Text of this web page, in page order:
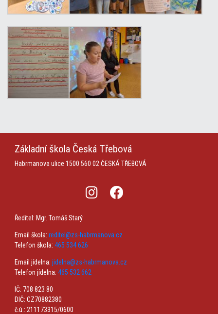
Základní škola Česká Třebová
Habrmanova ulice 1500 560 02 ČESKÁ TŘEBOVÁ
Ředitel: Mgr. Tomáš Starý
Email škola: reditel@zs-habrmanova.cz
Telefon škola: 465 534 626
Email jídelna: jidelna@zs-habrmanova.cz
Telefon jídelna: 465 532 662
IČ: 708 823 80
DIČ: CZ70882380
č.ú.: 211173315/0600